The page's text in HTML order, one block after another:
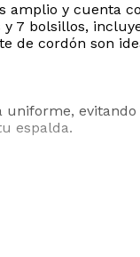
amplio y cuenta
7 bolsillos,
de cordón son
uniforme,
espalda.